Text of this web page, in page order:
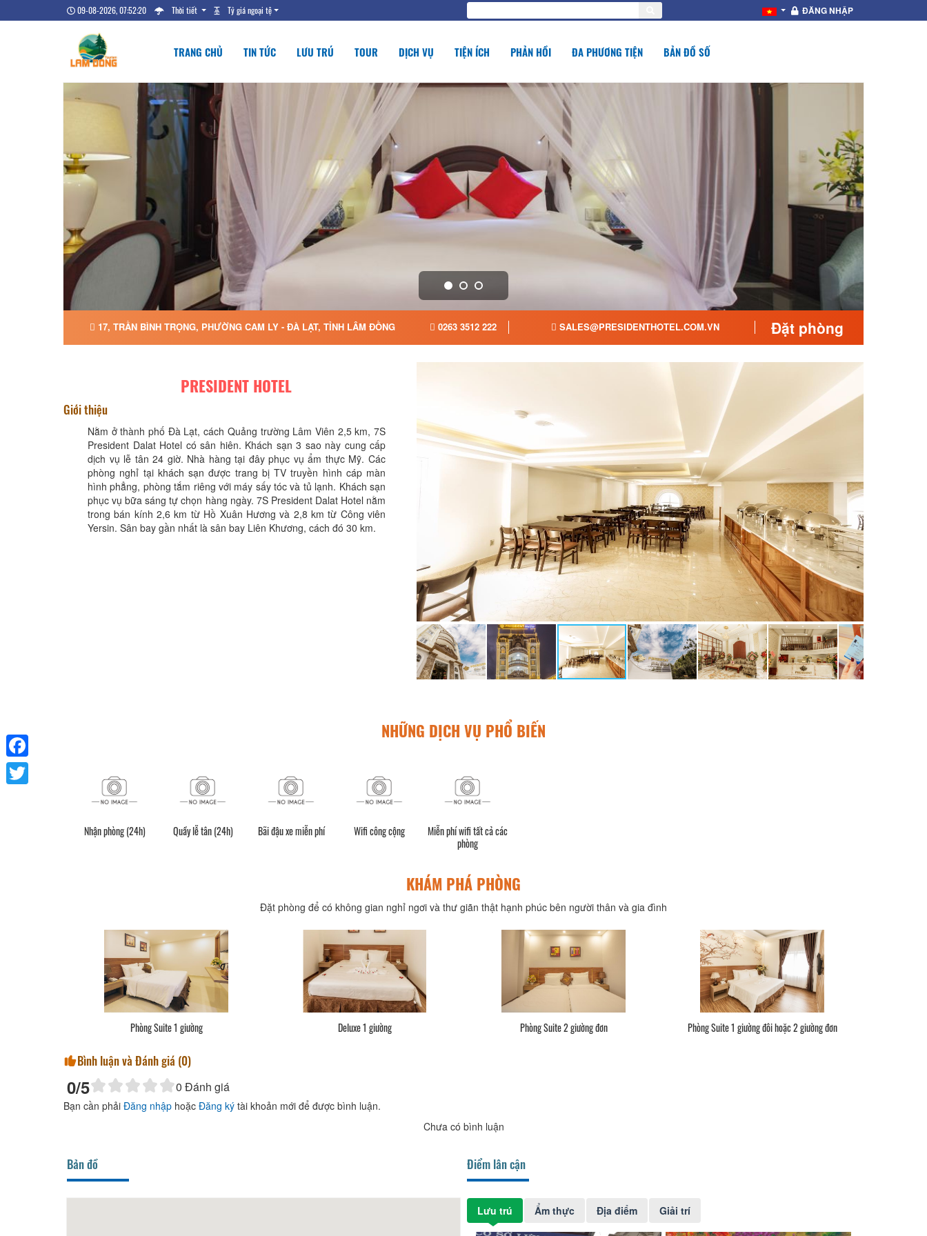
09-08-2026, 07:52:21 Thời tiết Tỷ giá ngoại tệ ĐĂNG NHẬP
TRANG CHỦ TIN TỨC LƯU TRÚ TOUR DỊCH VỤ TIỆN ÍCH PHẢN HỒI ĐA PHƯƠNG TIỆN BẢN ĐỒ SỐ
17, TRẦN BÌNH TRỌNG, PHƯỜNG CAM LY - ĐÀ LẠT, TỈNH LÂM ĐỒNG 0263 3512 222 SALES@PRESIDENTHOTEL.COM.VN Đặt phòng
PRESIDENT HOTEL
Giới thiệu
Nằm ở thành phố Đà Lạt, cách Quảng trường Lâm Viên 2,5 km, 7S
President Dalat Hotel có sân hiên. Khách sạn 3 sao này cung cấp
dịch vụ lễ tân 24 giờ. Nhà hàng tại đây phục vụ ẩm thực Mỹ. Các
phòng nghỉ tại khách sạn được trang bị TV truyền hình cáp màn
hình phẳng, phòng tắm riêng với máy sấy tóc và tủ lạnh. Khách sạn
phục vụ bữa sáng tự chọn hàng ngày. 7S President Dalat Hotel nằm
trong bán kính 2,6 km từ Hồ Xuân Hương và 2,8 km từ Công viên
Yersin. Sân bay gần nhất là sân bay Liên Khương, cách đó 30 km.
NHỮNG DỊCH VỤ PHỔ BIẾN
Nhận phòng (24h) Quầy lễ tân (24h) Bãi đậu xe miễn phí Wifi công cộng
Miễn phí wifi tất cả các
phòng
KHÁM PHÁ PHÒNG
Đặt phòng để có không gian nghỉ ngơi và thư giãn thật hạnh phúc bên người thân và gia đình
Phòng Suite 1 giường Deluxe 1 giường Phòng Suite 2 giường đơn Phòng Suite 1 giường đôi hoặc 2 giường đơn
Bình luận và Đánh giá (0)
0/5 0 Đánh giá
Bạn cần phải Đăng nhập hoặc Đăng ký tài khoản mới để được bình luận.
Chưa có bình luận
Bản đồ Điểm lân cận
Lưu trú Ẩm thực Địa điểm Giải trí
Facebook